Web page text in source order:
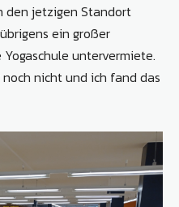
den jetzigen Standort
ein großer
untervermiete.
nicht und ich fand das